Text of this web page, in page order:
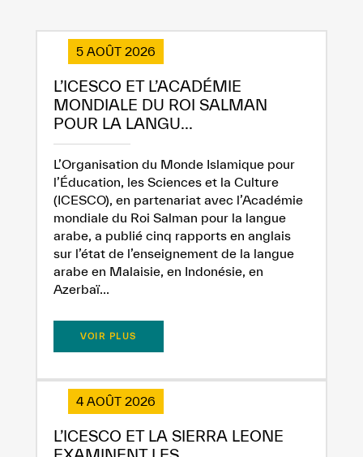
5 AOÛT 2026
L’ICESCO ET L’ACADÉMIE
MONDIALE DU ROI SALMAN
POUR LA LANGU...
L’Organisation du Monde Islamique pour
l’Éducation, les Sciences et la Culture
(ICESCO), en partenariat avec l’Académie
mondiale du Roi Salman pour la langue
arabe, a publié cinq rapports en anglais
sur l’état de l’enseignement de la langue
arabe en Malaisie, en Indonésie, en
Azerbaï...
VOIR PLUS
4 AOÛT 2026
L’ICESCO ET LA SIERRA LEONE